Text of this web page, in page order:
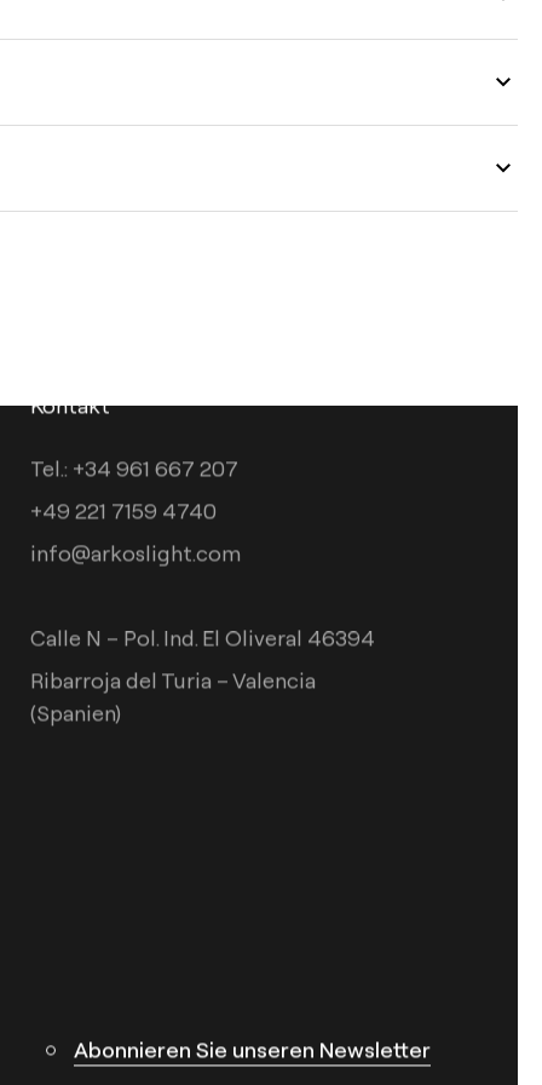
Kontakt
Tel.: +34 961 667 207
+49 221 7159 4740
info@arkoslight.com
Calle N – Pol. Ind. El Oliveral 46394
Ribarroja del Turia – Valencia
(Spanien)
Abonnieren Sie unseren Newsletter